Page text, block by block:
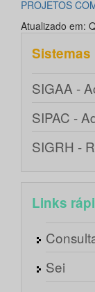
PROJETOS
Atualizado em:
SIGAA -
SIPAC -
SIGRH -
Links
Sei